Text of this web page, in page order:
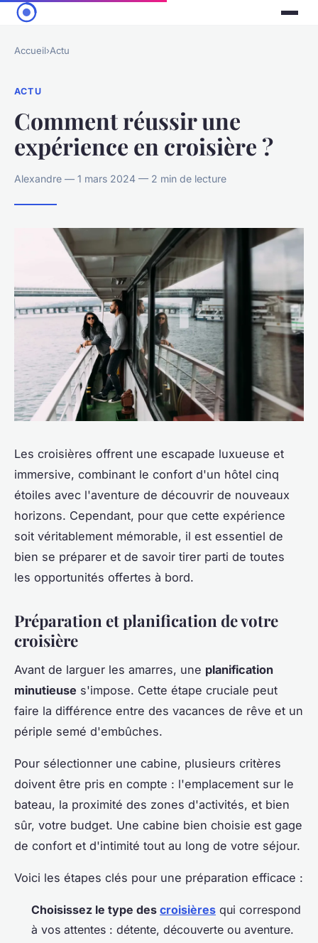
Accueil›Actu
ACTU
Comment réussir une
expérience en croisière ?
Alexandre — 1 mars 2024 — 2 min de lecture
Les croisières offrent une escapade luxueuse et
immersive, combinant le confort d'un hôtel cinq
étoiles avec l'aventure de découvrir de nouveaux
horizons. Cependant, pour que cette expérience
soit véritablement mémorable, il est essentiel de
bien se préparer et de savoir tirer parti de toutes
les opportunités offertes à bord.
Préparation et planification de votre
croisière
Avant de larguer les amarres, une planification
minutieuse s'impose. Cette étape cruciale peut
faire la différence entre des vacances de rêve et un
périple semé d'embûches.
Pour sélectionner une cabine, plusieurs critères
doivent être pris en compte : l'emplacement sur le
bateau, la proximité des zones d'activités, et bien
sûr, votre budget. Une cabine bien choisie est gage
de confort et d'intimité tout au long de votre séjour.
Voici les étapes clés pour une préparation efficace :
Choisissez le type des croisières qui correspond
à vos attentes : détente, découverte ou aventure.